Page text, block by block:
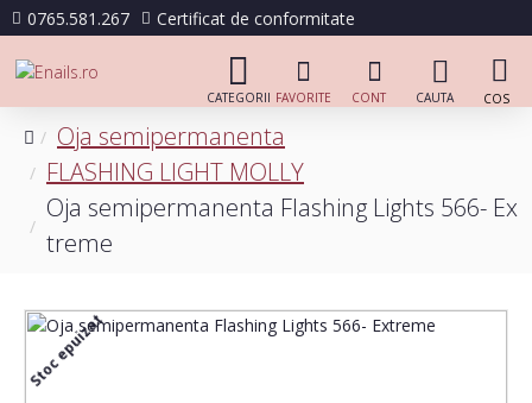
0765.581.267 Certificat de conformitate
Oja semipermanenta
FLASHING LIGHT MOLLY
Oja semipermanenta Flashing Lights 566- Ex
treme
Stoc epuizat